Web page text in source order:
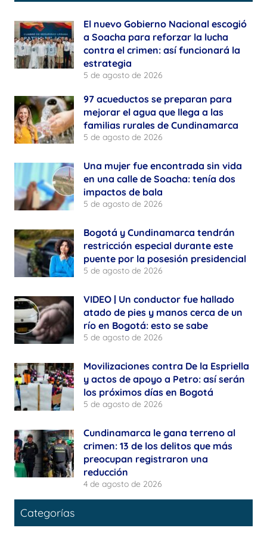
El nuevo Gobierno Nacional escogió
a Soacha para reforzar la lucha
contra el crimen: así funcionará la
estrategia
5 de agosto de 2026
97 acueductos se preparan para
mejorar el agua que llega a las
familias rurales de Cundinamarca
5 de agosto de 2026
Una mujer fue encontrada sin vida
en una calle de Soacha: tenía dos
impactos de bala
5 de agosto de 2026
Bogotá y Cundinamarca tendrán
restricción especial durante este
puente por la posesión presidencial
5 de agosto de 2026
VIDEO | Un conductor fue hallado
atado de pies y manos cerca de un
río en Bogotá: esto se sabe
5 de agosto de 2026
Movilizaciones contra De la Espriella
y actos de apoyo a Petro: así serán
los próximos días en Bogotá
5 de agosto de 2026
Cundinamarca le gana terreno al
crimen: 13 de los delitos que más
preocupan registraron una
reducción
4 de agosto de 2026
Categorías